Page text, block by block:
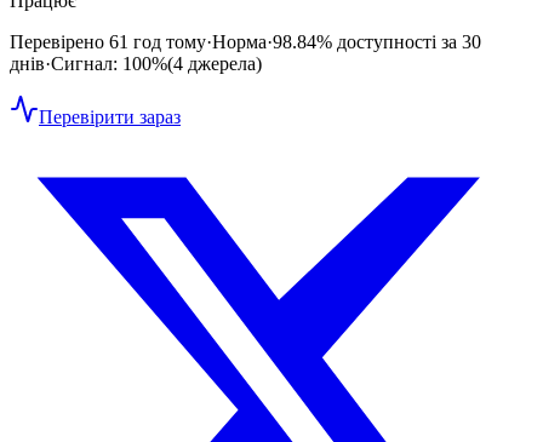
Перевірено 61 год тому·Норма·98.84% доступності за 30
днів·Сигнал: 100%(4 джерела)
Перевірити зараз